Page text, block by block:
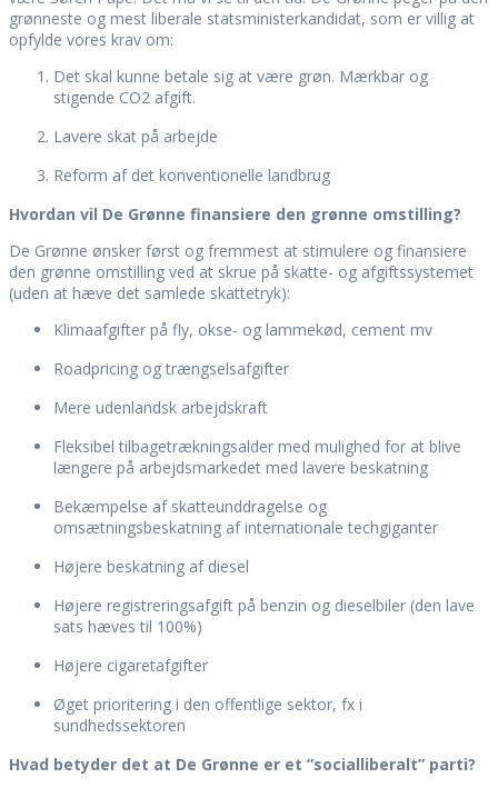
grønneste og mest liberale statsministerkandidat, som er villig at
opfylde vores krav om:
Det skal kunne betale sig at være grøn. Mærkbar og
stigende CO2 afgift.
Lavere skat på arbejde
Reform af det konventionelle landbrug
Hvordan vil De Grønne finansiere den grønne omstilling?
De Grønne ønsker først og fremmest at stimulere og finansiere
den grønne omstilling ved at skrue på skatte- og afgiftssystemet
(uden at hæve det samlede skattetryk):
Klimaafgifter på fly, okse- og lammekød, cement mv
Roadpricing og trængselsafgifter
Mere udenlandsk arbejdskraft
Fleksibel tilbagetrækningsalder med mulighed for at blive
længere på arbejdsmarkedet med lavere beskatning
Bekæmpelse af skatteunddragelse og
omsætningsbeskatning af internationale techgiganter
Højere beskatning af diesel
Højere registreringsafgift på benzin og dieselbiler (den lave
sats hæves til 100%)
Højere cigaretafgifter
Øget prioritering i den offentlige sektor, fx i
sundhedssektoren
Hvad betyder det at De Grønne er et ”socialliberalt” parti?